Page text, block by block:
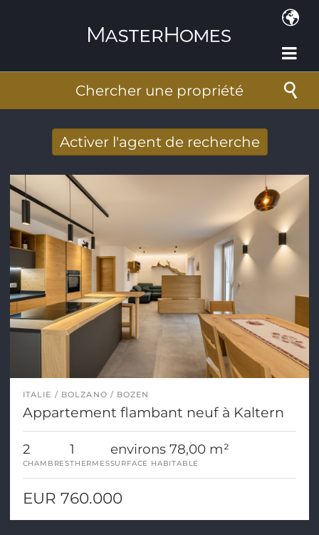
Chercher une propriété
Activer l'agent de recherche
par Email
Adresse de courriel
ITALIE BOLZANO / BOZEN
Appartement flambant neuf à Kaltern
2
CHAMBRES
1
THERMES
environs 78,00 m²
SURFACE HABITABLE
EUR 760.000